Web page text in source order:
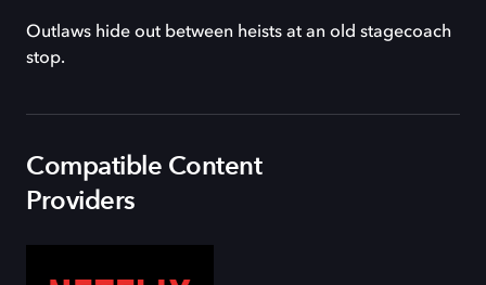
Outlaws hide out between heists at an old stagecoach
stop.
Compatible Content
Providers